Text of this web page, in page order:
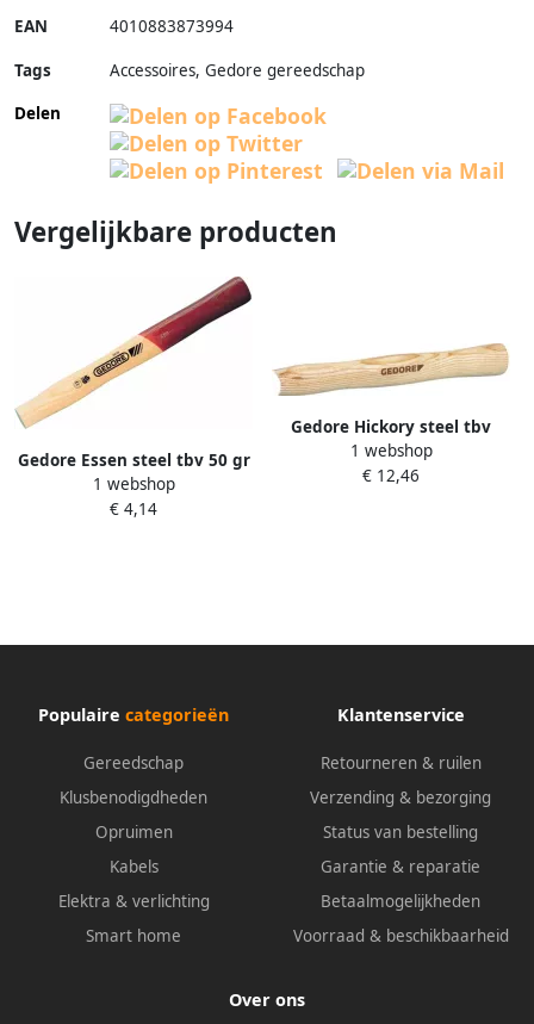
EAN 4010883873994
Tags
Accessoires, Gedore gereedschap
Delen
Vergelijkbare producten
Gedore Essen steel tbv 50 gr
8587650
1 webshop
€ 4,14
Gedore Hickory steel tbv
8601 8602 1431102
1 webshop
€ 12,46
Populaire categorieën
Gereedschap
Klusbenodigdheden
Opruimen
Kabels
Elektra & verlichting
Smart home
Klantenservice
Retourneren & ruilen
Verzending & bezorging
Status van bestelling
Garantie & reparatie
Betaalmogelijkheden
Voorraad & beschikbaarheid
Over ons